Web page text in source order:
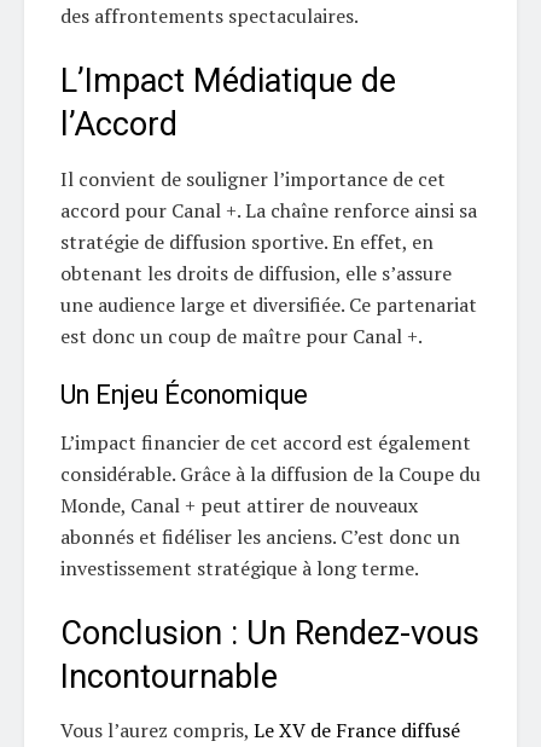
des affrontements spectaculaires.
L’Impact Médiatique de
l’Accord
Il convient de souligner l’importance de cet
accord pour Canal +. La chaîne renforce ainsi sa
stratégie de diffusion sportive. En effet, en
obtenant les droits de diffusion, elle s’assure
une audience large et diversifiée. Ce partenariat
est donc un coup de maître pour Canal +.
Un Enjeu Économique
L’impact financier de cet accord est également
considérable. Grâce à la diffusion de la Coupe du
Monde, Canal + peut attirer de nouveaux
abonnés et fidéliser les anciens. C’est donc un
investissement stratégique à long terme.
Conclusion : Un Rendez-vous
Incontournable
Vous l’aurez compris, Le XV de France diffusé